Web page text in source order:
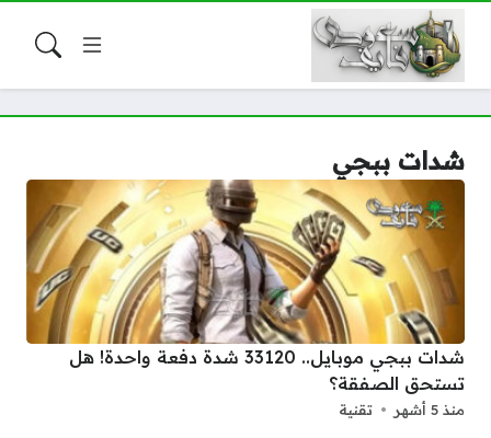
شدات ببجي
شدات ببجي موبايل.. 33120 شدة دفعة واحدة! هل
تستحق الصفقة؟
منذ 5 أشهر تقنية